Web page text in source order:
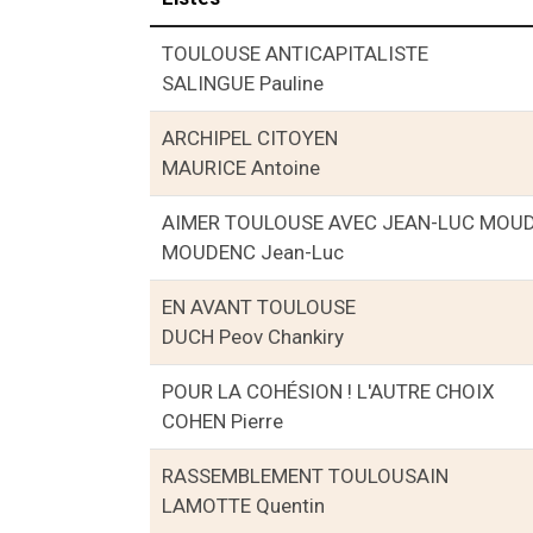
TOULOUSE ANTICAPITALISTE
SALINGUE Pauline
ARCHIPEL CITOYEN
MAURICE Antoine
AIMER TOULOUSE AVEC JEAN-LUC
MOUDENC Jean-Luc
EN AVANT TOULOUSE
DUCH Peov Chankiry
POUR LA COHÉSION ! L'AUTRE CHOIX
COHEN Pierre
RASSEMBLEMENT TOULOUSAIN
LAMOTTE Quentin